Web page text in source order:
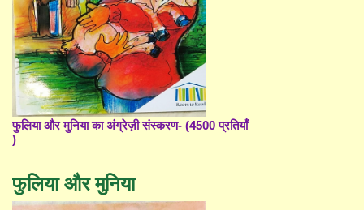
फुलिया और मुनिया का अंग्रेज़ी संस्करण- (4500 प्रतियाँ
)
फुलिया और मुनिया